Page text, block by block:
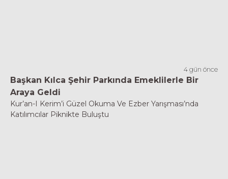
4 gün önce
Başkan Kılca Şehir Parkında Emeklilerle Bir
Araya Geldi
Kur’an-I Kerim’i Güzel Okuma Ve Ezber Yarışması’nda
Katılımcılar Piknikte Buluştu